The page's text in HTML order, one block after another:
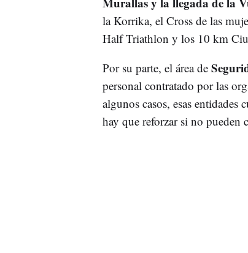
la Korrika, el Cross de las
Half Triathlon y los 10 km
Por su parte, el área de
personal contratado por las
algunos casos, esas
hay que reforzar si no pueden